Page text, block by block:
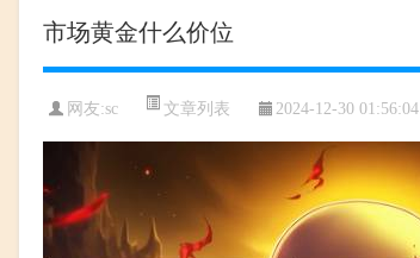
市场黄金什么价位
网友:sc 文章列表 2024-12-30 01:56:04